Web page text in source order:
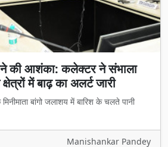
की आशंका: कलेक्टर ने संभाला
क्षेत्रों में बाढ़ का अलर्ट जारी
बांगो जलाशय में बारिश के चलते पानी
Manishankar Pandey